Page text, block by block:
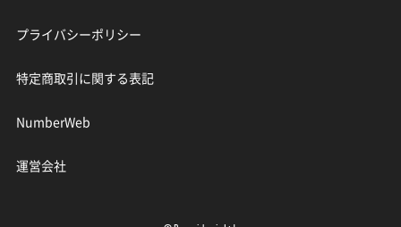
プライバシーポリシー
特定商取引に関する表記
NumberWeb
運営会社